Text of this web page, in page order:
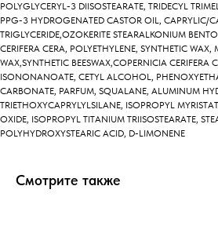
POLYGLYCERYL-3 DIISOSTEARATE, TRIDECYL
PPG-3 HYDROGENATED CASTOR OIL, CAPRYLIC/
TRIGLYCERIDE,OZOKERITE STEARALKONIUM
CERIFERA CERA, POLYETHYLENE, SYNTHETIC WAX,
WAX,SYNTHETIC BEESWAX,COPERNICIA CERIFERA
ISONONANOATE, CETYL ALCOHOL,
CARBONATE, PARFUM, SQUALANE, ALUMINUM
TRIETHOXYCAPRYLYLSILANE, ISOPROPYL
OXIDE, ISOPROPYL TITANIUM TRIISOSTEARATE,
POLYHYDROXYSTEARIC ACID, D-LIMONENE
Смотрите также